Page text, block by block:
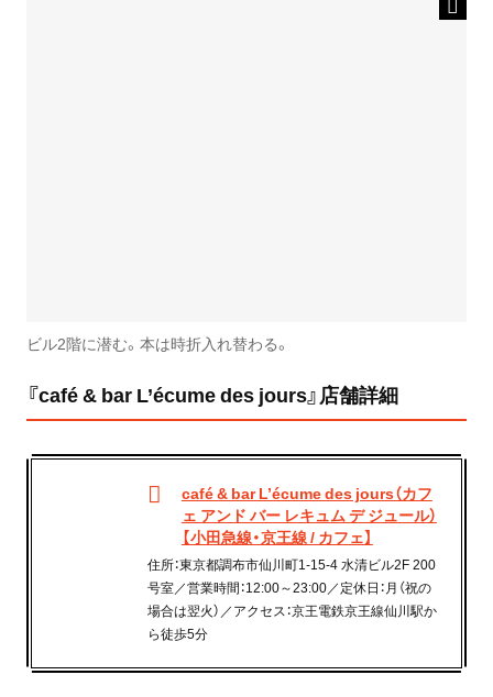
ビル2階に潜む。本は時折入れ替わる。
『café & bar L’écume des jours』店舗詳細
café & bar L’écume des jours（カフ
ェ アンド バー レキュム デ ジュール）
【小田急線・京王線 / カフェ】
住所：東京都調布市仙川町1-15-4 水清ビル2F 200
号室／営業時間：12:00～23:00／定休日：月（祝の
場合は翌火）／アクセス：京王電鉄京王線仙川駅か
ら徒歩5分